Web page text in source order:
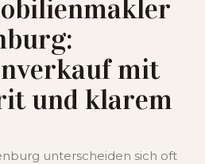
mit
und klarem
unterscheiden sich oft